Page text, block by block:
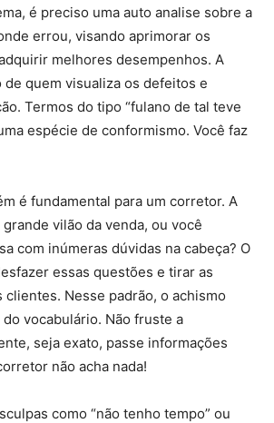
é preciso uma auto analise sobre a
errou, visando aprimorar os
melhores desempenhos. A
quem visualiza os defeitos e
Termos do tipo “fulano de tal teve
espécie de conformismo. Você faz
é fundamental para um corretor. A
vilão da venda, ou você
com inúmeras dúvidas na cabeça? O
essas questões e tirar as
Nesse padrão, o achismo
vocabulário. Não fruste a
seja exato, passe informações
não acha nada!
como “não tenho tempo” ou